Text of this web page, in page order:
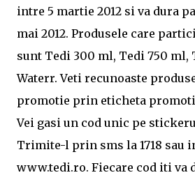
intre 5 martie 2012 si va dura
mai 2012. Produsele care
sunt Tedi 300 ml, Tedi 750 ml,
Waterr. Veti recunoaste
promotie prin eticheta
Vei gasi un cod unic pe
Trimite-l prin sms la 1718 sau
www.tedi.ro. Fiecare cod iti va